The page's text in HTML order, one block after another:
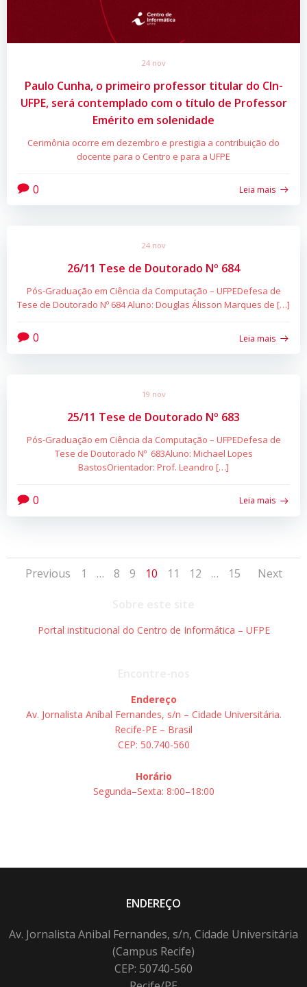
24 nov
Paulo Cunha, o primeiro professor titular do CIn-
UFPE, será contemplado com o título de Professor
Emérito em solenidade
Cerimônia ocorre em dezembro e prestigia a contribuição do
docente para o Centro e para a UFPE
0 Leia mais
24 nov
26/11 Tese de Doutorado Nº 684
Pós-Graduação em Ciência da Computação – UFPEDefesa de
Tese de Doutorado Nº 684 Aluno: Douglas Álisson Marques de […]
0 Leia mais
19 nov
25/11 Tese de Doutorado Nº 683
Pós-Graduação em Ciência da Computação – UFPEDefesa de
Tese de Doutorado Nº 683Aluno: Michael Lopes
BastosOrientador: Prof. Leandro […]
0 Leia mais
Posts
Previous
Posts
Page
1 … Page
8 Page
9 Page
10 Page
11 Page
12 … Page
15 Next
Portal institucional do Centro de Informática – UFPE
Endereço
Av. Jornalista Aníbal Fernandes, s/n – Cidade Universitária.
Recife-PE – Brasil
CEP: 50.740-560
Horário
Segunda–Sexta: 8:00–18:00
ENDEREÇO
Av. Jornalista Anibal Fernandes, s/n, Cidade Universitária
(Campus Recife)
CEP: 50740-560